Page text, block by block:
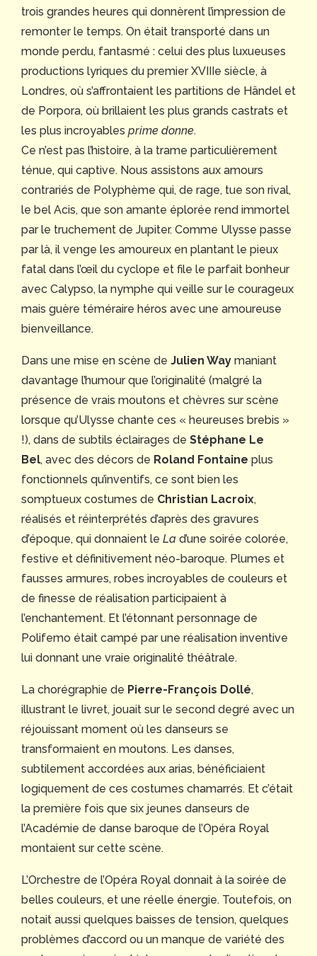
trois grandes heures qui donnèrent l’impression de
remonter le temps. On était transporté dans un
monde perdu, fantasmé : celui des plus luxueuses
productions lyriques du premier XVIIIe siècle, à
Londres, où s’affrontaient les partitions de Händel et
de Porpora, où brillaient les plus grands castrats et
les plus incroyables prime donne.
Ce n’est pas l’histoire, à la trame particulièrement
ténue, qui captive. Nous assistons aux amours
contrariés de Polyphème qui, de rage, tue son rival,
le bel Acis, que son amante éplorée rend immortel
par le truchement de Jupiter. Comme Ulysse passe
par là, il venge les amoureux en plantant le pieux
fatal dans l’œil du cyclope et file le parfait bonheur
avec Calypso, la nymphe qui veille sur le courageux
mais guère téméraire héros avec une amoureuse
bienveillance.
Dans une mise en scène de Julien Way maniant
davantage l’humour que l’originalité (malgré la
présence de vrais moutons et chèvres sur scène
lorsque qu’Ulysse chante ces « heureuses brebis »
!), dans de subtils éclairages de Stéphane Le
Bel, avec des décors de Roland Fontaine plus
fonctionnels qu’inventifs, ce sont bien les
somptueux costumes de Christian Lacroix,
réalisés et réinterprétés d’après des gravures
d’époque, qui donnaient le La d’une soirée colorée,
festive et définitivement néo-baroque. Plumes et
fausses armures, robes incroyables de couleurs et
de finesse de réalisation participaient à
l’enchantement. Et l’étonnant personnage de
Polifemo était campé par une réalisation inventive
lui donnant une vraie originalité théâtrale.
La chorégraphie de Pierre-François Dollé,
illustrant le livret, jouait sur le second degré avec un
réjouissant moment où les danseurs se
transformaient en moutons. Les danses,
subtilement accordées aux arias, bénéficiaient
logiquement de ces costumes chamarrés. Et c’était
la première fois que six jeunes danseurs de
l’Académie de danse baroque de l’Opéra Royal
montaient sur cette scène.
L’Orchestre de l’Opéra Royal donnait à la soirée de
belles couleurs, et une réelle énergie. Toutefois, on
notait aussi quelques baisses de tension, quelques
problèmes d’accord ou un manque de variété des